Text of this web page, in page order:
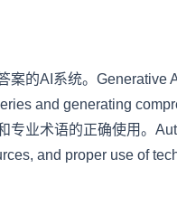
的AI系统。Generative
and generating
专业术语的正确使用。
and proper use of